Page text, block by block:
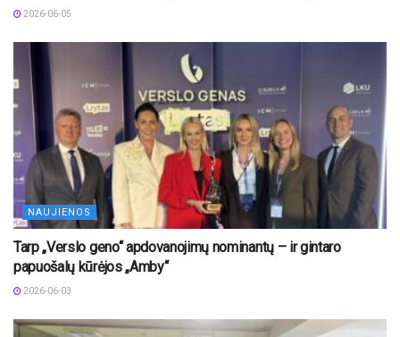
2026-06-05
NAUJIENOS
Tarp „Verslo geno“ apdovanojimų nominantų – ir gintaro
papuošalų kūrėjos „Amby“
2026-06-03